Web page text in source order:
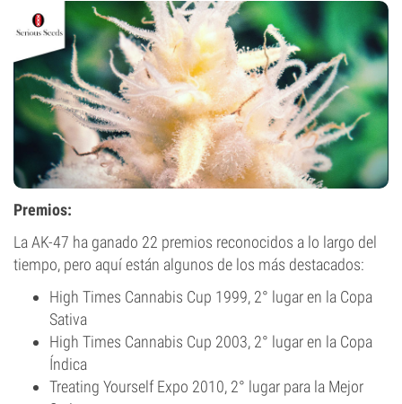
Premios:
La AK-47 ha ganado 22 premios reconocidos a lo largo del
tiempo, pero aquí están algunos de los más destacados:
High Times Cannabis Cup 1999, 2° lugar en la Copa
Sativa
High Times Cannabis Cup 2003, 2° lugar en la Copa
Índica
Treating Yourself Expo 2010, 2° lugar para la Mejor